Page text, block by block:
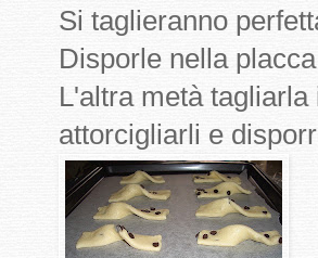
Si taglieranno
Disporle nella
L'altra metà
attorcigliarli e